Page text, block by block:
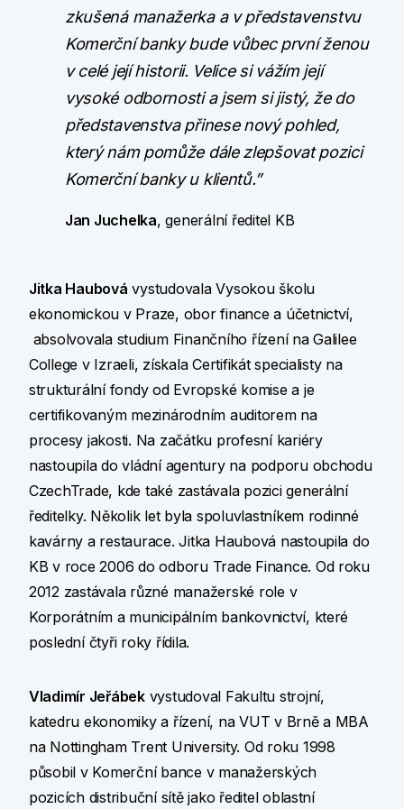
zkušená manažerka a v představenstvu
Komerční banky bude vůbec první ženou
v celé její historii. Velice si vážím její
vysoké odbornosti a jsem si jistý, že do
představenstva přinese nový pohled,
který nám pomůže dále zlepšovat pozici
Komerční banky u klientů.”
Jan Juchelka, generální ředitel KB
Jitka Haubová vystudovala Vysokou školu
ekonomickou v Praze, obor finance a účetnictví,
absolvovala studium Finančního řízení na Galilee
College v Izraeli, získala Certifikát specialisty na
strukturální fondy od Evropské komise a je
certifikovaným mezinárodním auditorem na
procesy jakosti. Na začátku profesní kariéry
nastoupila do vládní agentury na podporu obchodu
CzechTrade, kde také zastávala pozici generální
ředitelky. Několik let byla spoluvlastníkem rodinné
kavárny a restaurace. Jitka Haubová nastoupila do
KB v roce 2006 do odboru Trade Finance. Od roku
2012 zastávala různé manažerské role v
Korporátním a municipálním bankovnictví, které
poslední čtyři roky řídila.
Vladimír Jeřábekvystudoval Fakultu strojní,
katedru ekonomiky a řízení, na VUT v Brně a MBA
na Nottingham Trent University. Od roku 1998
působil v Komerční bance v manažerských
pozicích distribuční sítě jako ředitel oblastní